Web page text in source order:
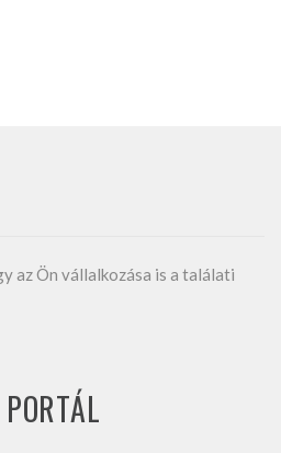
az Ön vállalkozása is a találati